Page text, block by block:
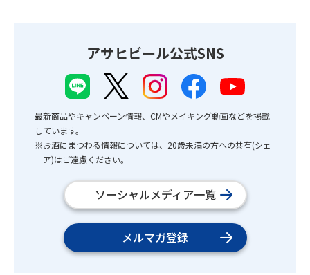
アサヒビール公式SNS
最新商品やキャンペーン情報、CMやメイキング動画などを掲載
しています。
※お酒にまつわる情報については、20歳未満の方への共有(シェ
ア)はご遠慮ください。
ソーシャルメディア一覧
メルマガ登録